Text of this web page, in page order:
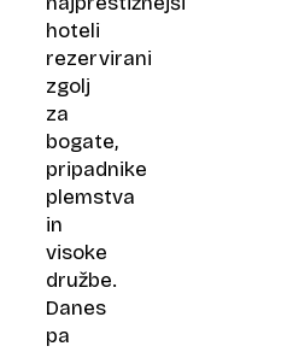
hoteli
rezervirani
zgolj
za
bogate,
pripadnike
plemstva
in
visoke
družbe.
Danes
pa